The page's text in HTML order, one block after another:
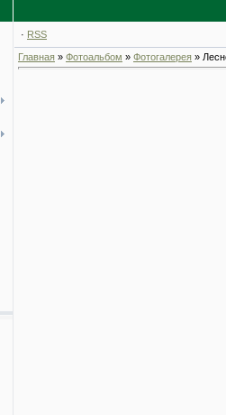
· RSS
Главная » Фотоальбом » Фотогалерея »